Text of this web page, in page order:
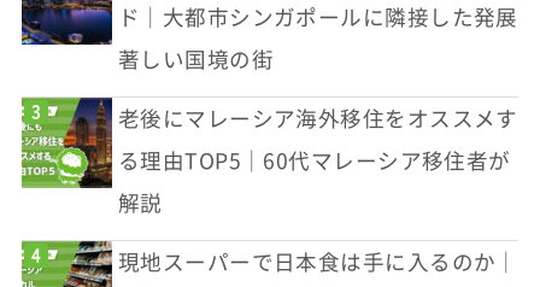
ド｜大都市シンガポールに隣接した発展
著しい国境の街
老後にマレーシア海外移住をオススメす
る理由TOP5｜60代マレーシア移住者が
解説
現地スーパーで日本食は手に入るのか｜